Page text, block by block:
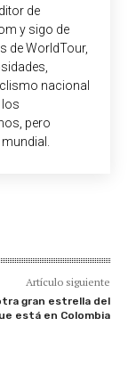
de
y sigo de
de WorldTour,
nacional
los
pero
Artículo siguiente
gran estrella del
está en Colombia